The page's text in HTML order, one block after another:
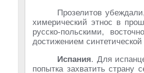
Прозелитов
химерический этнос в
русско-польскими,
достижением синтетической
Испания. Для
попытка захватить